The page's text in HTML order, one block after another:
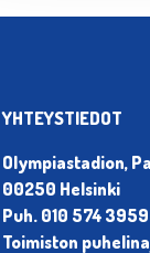
YHTEYSTIEDOT
Olympiastadion,
00250 Helsinki
Puh. 010 574 3959
Toimiston